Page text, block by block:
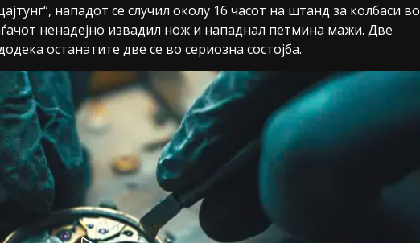
нападот се случил околу 16 часот на штанд за колбаси во
ненадејно извадил нож и нападнал петмина мажи. Две
останатите две се во сериозна состојба.